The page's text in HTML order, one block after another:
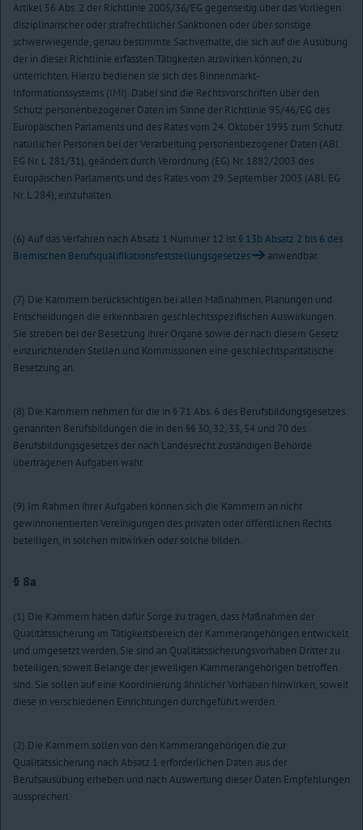
Artikel 56 Abs. 2 der Richtlinie 2005/36/EG gegenseitig über das Vorliegen
disziplinarischer oder strafrechtlicher Sanktionen oder über sonstige
schwerwiegende, genau bestimmte Sachverhalte, die sich auf die Ausübung
der in dieser Richtlinie erfassten Tätigkeiten auswirken können, zu
unterrichten. Hierzu bedienen sie sich des Binnenmarkt-
Informationssystems (IMI). Dabei sind die Rechtsvorschriften über den
Schutz personenbezogener Daten im Sinne der Richtlinie 95/46/EG des
Europäischen Parlaments und des Rates vom 24. Oktober 1995 zum Schutz
natürlicher Personen bei der Verarbeitung personenbezogener Daten (ABl.
EG Nr. L 281/31), geändert durch Verordnung (EG) Nr. 1882/2003 des
Europäischen Parlaments und des Rates vom 29. September 2003 (ABl. EG
Nr. L 284), einzuhalten.
(6) Auf das Verfahren nach Absatz 1 Nummer 12 ist § 13b Absatz 2 bis 6 des
Bremischen Berufsqualifikationsfeststellungsgesetzes
anwendbar.
(7) Die Kammern berücksichtigen bei allen Maßnahmen, Planungen und
Entscheidungen die erkennbaren geschlechtsspezifischen Auswirkungen.
Sie streben bei der Besetzung ihrer Organe sowie der nach diesem Gesetz
einzurichtenden Stellen und Kommissionen eine geschlechtsparitätische
Besetzung an.
(8) Die Kammern nehmen für die in § 71 Abs. 6 des Berufsbildungsgesetzes
genannten Berufsbildungen die in den §§ 30, 32, 33, 54 und 70 des
Berufsbildungsgesetzes der nach Landesrecht zuständigen Behörde
übertragenen Aufgaben wahr.
(9) Im Rahmen ihrer Aufgaben können sich die Kammern an nicht
gewinnorientierten Vereinigungen des privaten oder öffentlichen Rechts
beteiligen, in solchen mitwirken oder solche bilden.
§ 8a
(1) Die Kammern haben dafür Sorge zu tragen, dass Maßnahmen der
Qualitätssicherung im Tätigkeitsbereich der Kammerangehörigen entwickelt
und umgesetzt werden. Sie sind an Qualitätssicherungsvorhaben Dritter zu
beteiligen, soweit Belange der jeweiligen Kammerangehörigen betroffen
sind. Sie sollen auf eine Koordinierung ähnlicher Vorhaben hinwirken, soweit
diese in verschiedenen Einrichtungen durchgeführt werden.
(2) Die Kammern sollen von den Kammerangehörigen die zur
Qualitätssicherung nach Absatz 1 erforderlichen Daten aus der
Berufsausübung erheben und nach Auswertung dieser Daten Empfehlungen
aussprechen.